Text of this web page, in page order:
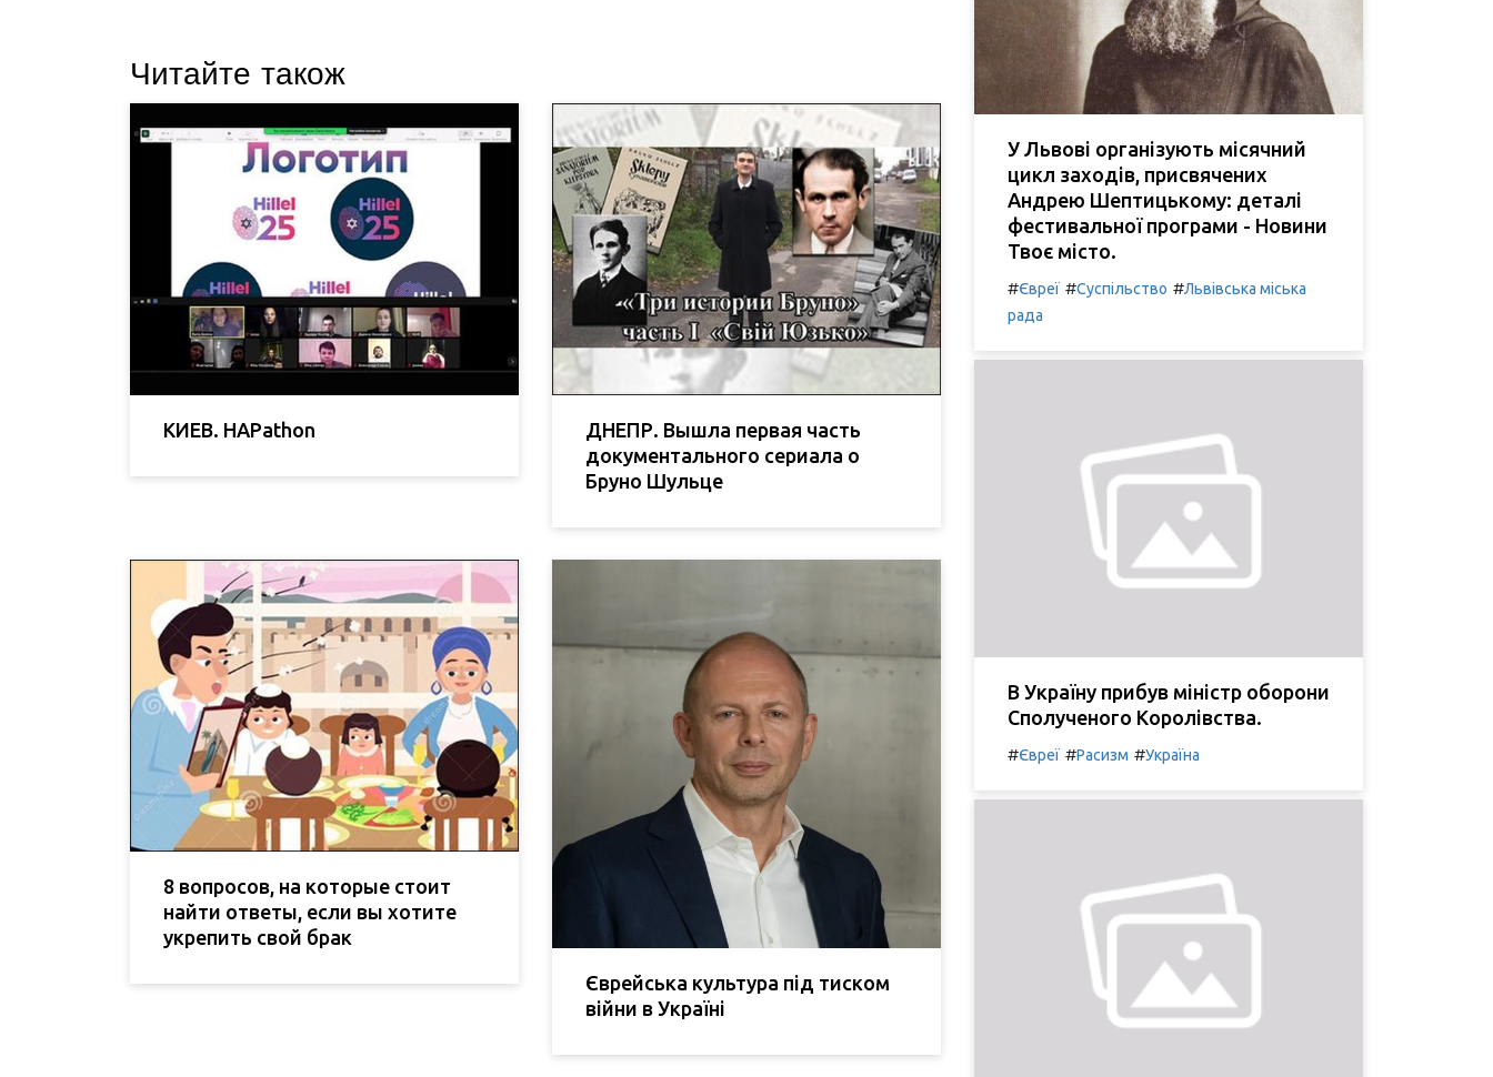
Читайте також
КИЕВ. HAPathon
ДНЕПР. Вышла первая часть
документального сериала о
Бруно Шульце
8 вопросов, на которые стоит
найти ответы, если вы хотите
укрепить свой брак
Єврейська культура під тиском
війни в Україні
У Львові організують місячний
цикл заходів, присвячених
Андрею Шептицькому: деталі
фестивальної програми - Новини
Твоє місто.
#Євреї #Суспільство #Львівська міська
рада
В Україну прибув міністр оборони
Сполученого Королівства.
#Євреї #Расизм #Україна